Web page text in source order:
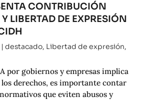
CONTRIBUCIÓN
LIBERTAD DE EXPRESIÓN
destacado, Libertad de expresión,
por gobiernos y empresas implica
derechos, es importante contar
que eviten abusos y